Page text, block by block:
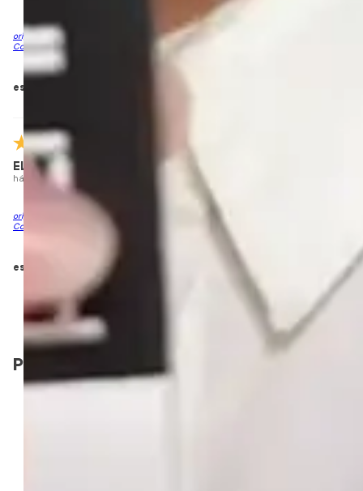
originalmente avaliado em Lapiseira Duo Lady | Batom Semi Matte + Lápis de
Contorno
esta avaliação foi útil?
ELISA S.
há 5 meses
originalmente avaliado em Lapiseira Duo Lady | Batom Semi Matte + Lápis de
Contorno
esta avaliação foi útil?
Perguntas & respostas